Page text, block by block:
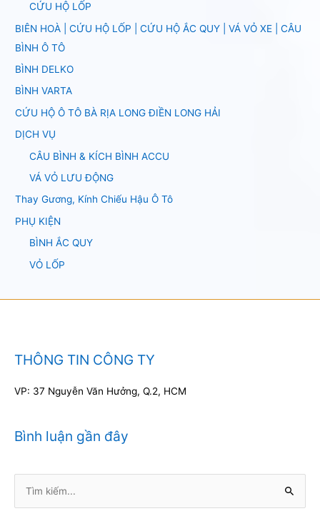
CỨU HỘ LỐP
BIÊN HOÀ | CỨU HỘ LỐP | CỨU HỘ ẮC QUY | VÁ VỎ XE | CÂU
BÌNH Ô TÔ
BÌNH DELKO
BÌNH VARTA
CỨU HỘ Ô TÔ BÀ RỊA LONG ĐIỀN LONG HẢI
DỊCH VỤ
CÂU BÌNH & KÍCH BÌNH ACCU
VÁ VỎ LƯU ĐỘNG
Thay Gương, Kính Chiếu Hậu Ô Tô
PHỤ KIỆN
BÌNH ẮC QUY
VỎ LỐP
THÔNG TIN CÔNG TY
VP: 37 Nguyễn Văn Hưởng, Q.2, HCM
Bình luận gần đây
kiếm: